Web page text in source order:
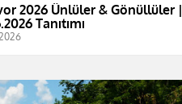
2026 Ünlüler & Gönüllüler |
Tanıtımı